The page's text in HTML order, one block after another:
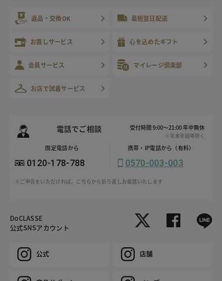
返品・交換OK 最短翌日配送
お直しサービス 心を込めたギフト
会員サービス マイレージ倶楽部
お店で試着サービス
電話でご相談 受付時間 9:00～21:00 年中無休
※年末年始等除く
固定電話から
0120-178-788
携帯・IP電話から（有料）
0570-003-003
※ご申告をいただければ、こちらから折り返しお電話いたします
DoCLASSE
公式SNSアカウント
公式 店舗